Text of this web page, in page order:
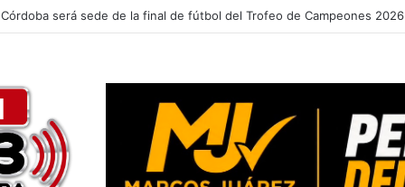
Córdoba será sede de la final de fútbol del Trofeo de Campeones 2026